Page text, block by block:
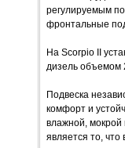
регулируемым
фронтальные
На Scorpio II
дизель объемом
Подвеска
комфорт и
влажной, мокрой
является то, что